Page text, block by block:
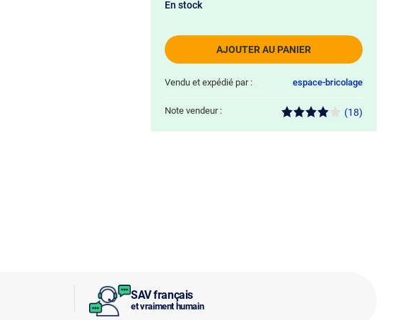
SAV français
et vraiment humain
AJOUTER AU PANIER
En stock
Vendu et expédié par : espace-bricolage
Note vendeur : (18)